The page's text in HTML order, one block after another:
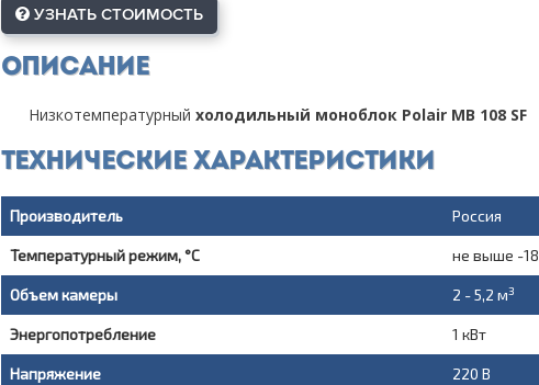
УЗНАТЬ СТОИМОСТЬ
Описание
Низкотемпературный холодильный моноблок Polair MB 108 SF
Технические характеристики
Производитель Россия
Температурный режим, °С не выше -18
Объем камеры 2 - 5,2 м3
Энергопотребление 1 кВт
Напряжение 220 В